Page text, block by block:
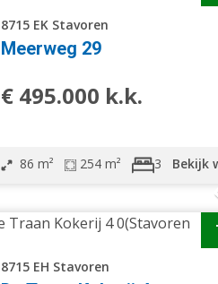
Tussenwoning
woning
8715 EK Stavoren
Meerweg 29
€ 495.000 k.k.
86 m² 254 m² 3 Bekijk
8715 EH Stavoren